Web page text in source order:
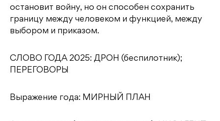
остановит войну, но он способен сохранить
границу между человеком и функцией, между
выбором и приказом.
СЛОВО ГОДА 2025: ДРОН (беспилотник);
ПЕРЕГОВОРЫ
Выражение года: МИРНЫЙ ПЛАН